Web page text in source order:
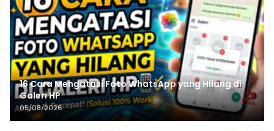
16 Cara Mengatasi Foto WhatsApp yang Hilang di
Galeri HP
05/08/2026